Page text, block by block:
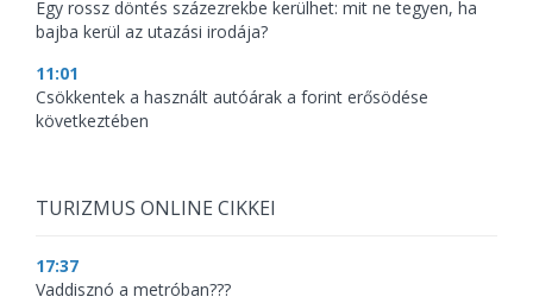
Egy rossz döntés százezrekbe kerülhet: mit ne tegyen, ha
bajba kerül az utazási irodája?
11:01
Csökkentek a használt autóárak a forint erősödése
következtében
TURIZMUS ONLINE CIKKEI
17:37
Vaddisznó a metróban???